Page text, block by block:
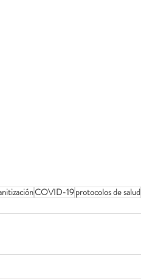
COVID-19protocolos de salud